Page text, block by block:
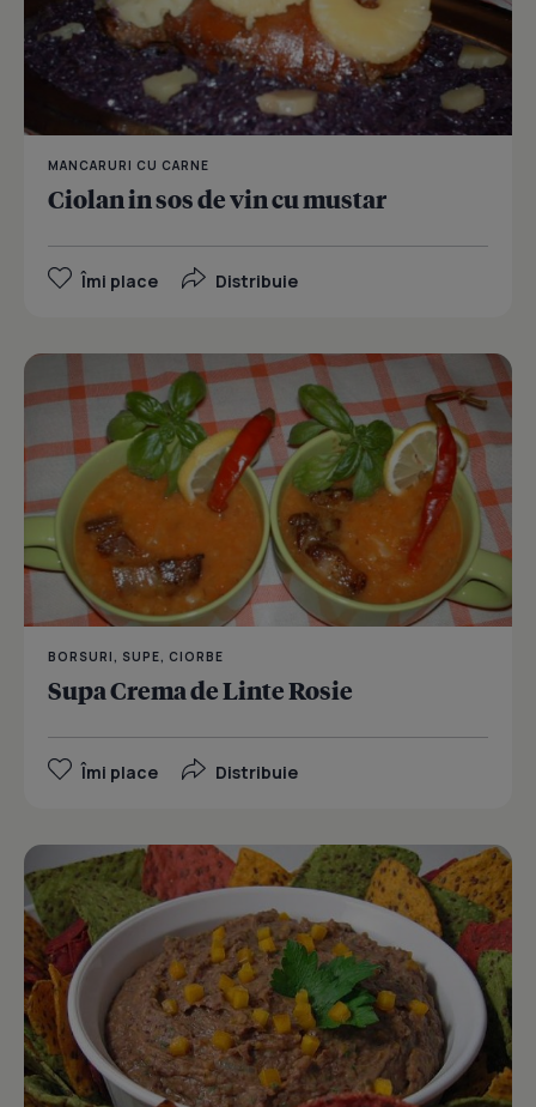
MANCARURI CU CARNE
Ciolan in sos de vin cu mustar
Îmi place Distribuie
BORSURI, SUPE, CIORBE
Supa Crema de Linte Rosie
Îmi place Distribuie